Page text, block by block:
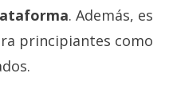
. Además, es
principiantes como